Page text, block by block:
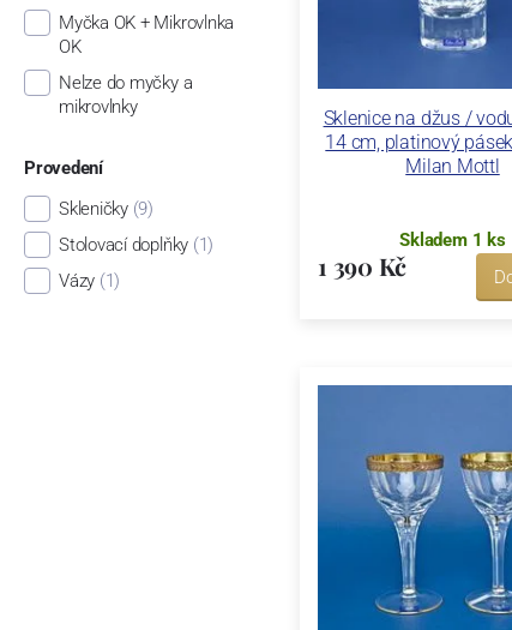
Myčka OK + Mikrovlnka
OK
Nelze do myčky a
mikrovlnky
Provedení
Skleničky (9)
Stolovací doplňky (1)
Vázy (1)
Sklenice na džus /
14 cm, platinový
Milan Mottl
Skladem 1 ks
1 390 Kč